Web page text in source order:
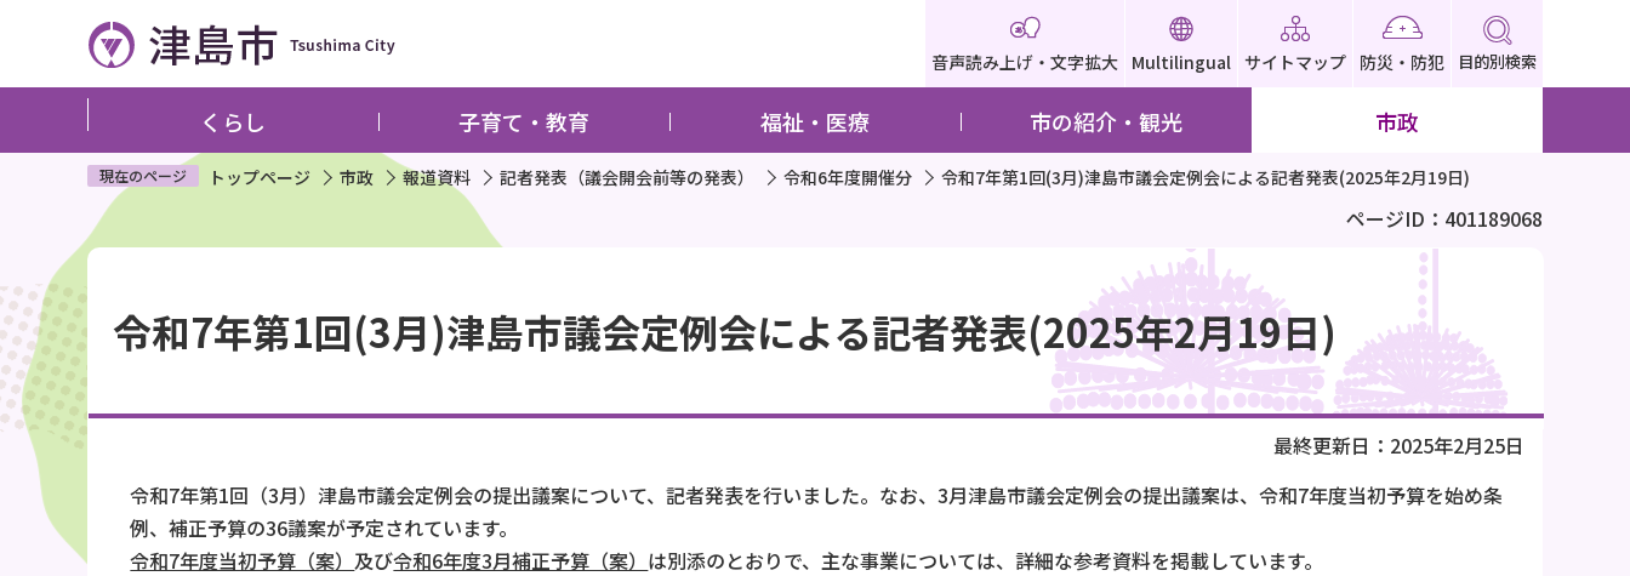
ペ
ジ
す
音声読み上げ・文字拡大 Multilingual サイトマップ 防災・防犯 目的別検索
くらし 子育て・教育 福祉・医療 市の紹介・観光 市政
現在のページ トップページ 市政 報道資料 記者発表（議会開会前等の発表） 令和6年度開催分 令和7年第1回(3月)津島市議会定例会による記者発表(2025年2月19日)
ページID：401189068
文
こ
こ
か
ら
令和7年第1回(3月)津島市議会定例会による記者発表(2025年2月19日)
最終更新日：2025年2月25日
令和7年第1回（3月）津島市議会定例会の提出議案について、記者発表を行いました。なお、3月津島市議会定例会の提出議案は、令和7年度当初予算を始め条
例、補正予算の36議案が予定されています。
令和7年度当初予算（案）及び令和6年度3月補正予算（案） は別添のとおりで、主な事業については、詳細な参考資料を掲載しています。